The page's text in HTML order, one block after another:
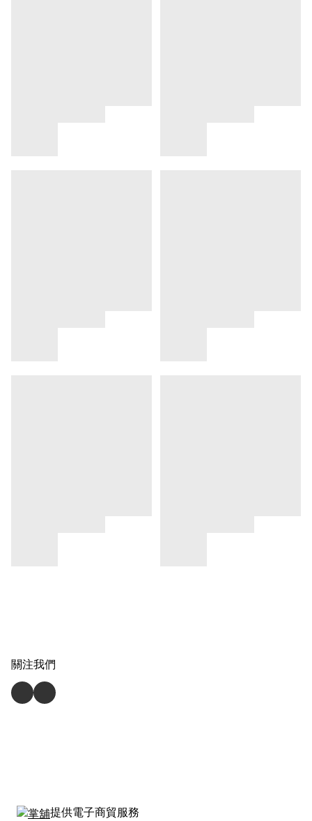
關注我們
提供電子商貿服務